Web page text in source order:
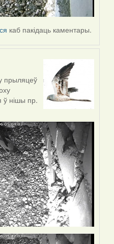
каб пакідаць каментары.
прыляцеў
ў нішы пр.